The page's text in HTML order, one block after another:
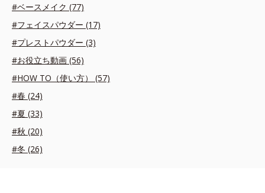
#ベースメイク (77)
#フェイスパウダー (17)
#プレストパウダー (3)
#お役立ち動画 (56)
#HOW TO（使い方） (57)
#春 (24)
#夏 (33)
#秋 (20)
#冬 (26)